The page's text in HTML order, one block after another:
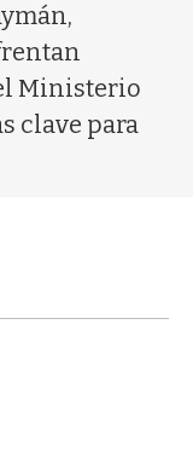
Ministerio
clave para